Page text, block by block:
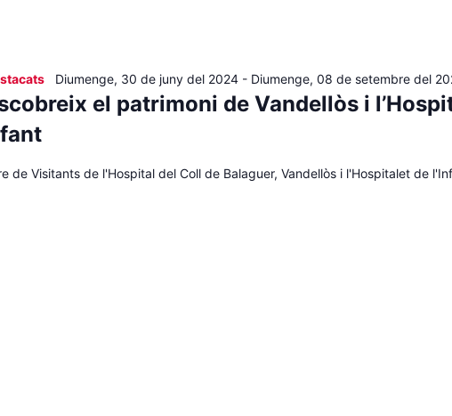
el patrimoni de Vandellòs i
Diumenge, 30 de juny del 2024- Diumenge, 08 de setembre del
de Visitants de l'Hospital del Coll de Balaguer, Vandellòs i l'Hospitalet de